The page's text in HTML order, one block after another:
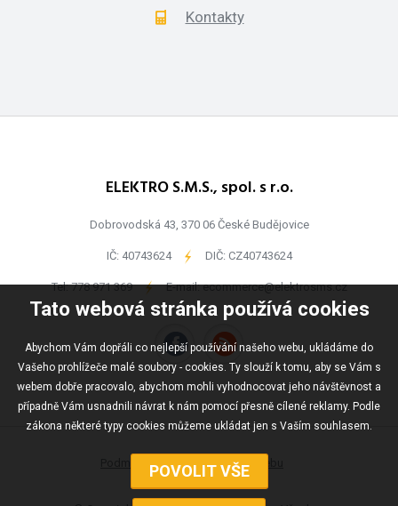
Tato webová stránka používá cookies
Abychom Vám dopřáli co nejlepší používání našeho webu, ukládáme do
Vašeho prohlížeče malé soubory - cookies. Ty slouží k tomu, aby se Vám s
webem dobře pracovalo, abychom mohli vyhodnocovat jeho návštěvnost a
případně Vám usnadnili návrat k nám pomocí přesně cílené reklamy. Podle
zákona některé typy cookies můžeme ukládat jen s Vaším souhlasem.
Kontakty
ELEKTRO S.M.S., spol. s r.o.
Dobrovodská 43, 370 06 České Budějovice
IČ: 40743624 - DIČ: CZ40743624
Tel:778 971 369 - E-mail:ecommerce@elektrosms.cz
Podmínky užívání Mapa webu